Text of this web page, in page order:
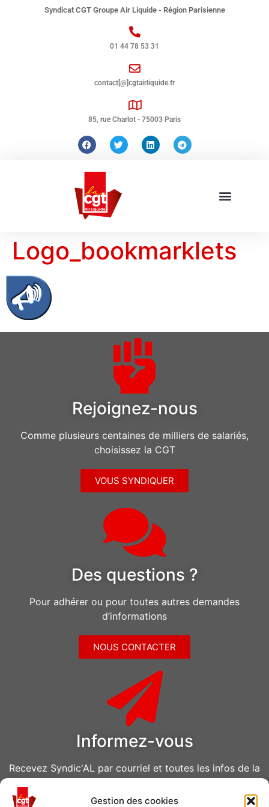
Gestion des cookies
Syndicat CGT Groupe Air Liquide - Région Parisienne
01 44 78 53 31
contact[@]cgtairliquide.fr
85, rue Charlot - 75003 Paris
Logo_bookmarklets
Rejoignez-nous
Comme plusieurs centaines de milliers de salariés,
choisissez la CGT
VOUS SYNDIQUER
Des questions ?
Pour adhérer ou pour toutes autres demandes
d’informations
NOUS CONTACTER
Informez-vous
Recevez Syndic'AL par courriel et toutes les infos de la